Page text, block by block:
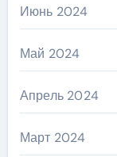
Июнь 2024
Май 2024
Апрель 2024
Март 2024